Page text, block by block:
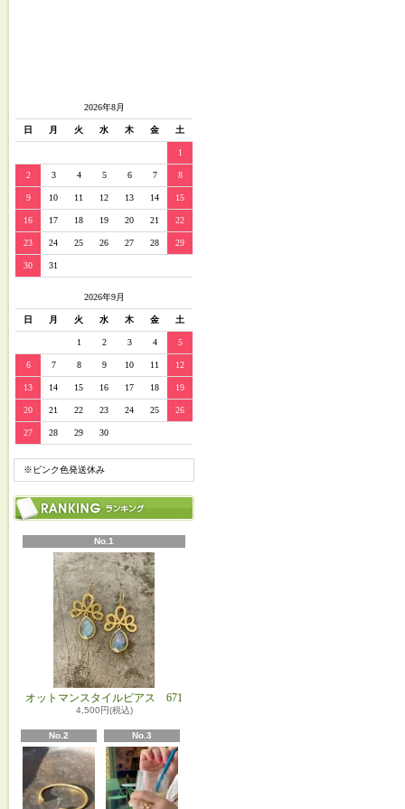
2026年8月
日 月 火 水 木 金 土
1
2 3 4 5 6 7 8
9 10 11 12 13 14 15
16 17 18 19 20 21 22
23 24 25 26 27 28 29
30 31
2026年9月
日 月 火 水 木 金 土
1 2 3 4 5
6 7 8 9 10 11 12
13 14 15 16 17 18 19
20 21 22 23 24 25 26
27 28 29 30
※ピンク色発送休み
No.1
オットマンスタイルピアス 671
4,500円(税込)
No.2 No.3